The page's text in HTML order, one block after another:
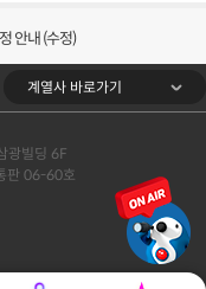
안내 (수정)
(7/1)계열사 바로가기
광빌딩 6F
판 06-60호